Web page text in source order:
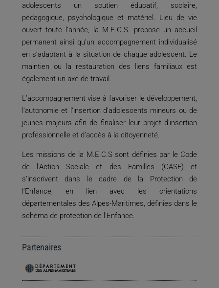
adolescents un soutien éducatif, scolaire,
pédagogique, psychologique et matériel. Lieu de vie
ouvert toute l’année, la M.E.C.S. propose un accueil
permanent ainsi qu’un accompagnement individualisé
en s’adaptant à la situation de chaque adolescent. Le
maintien ou la restauration des liens familiaux est
également un axe de travail.
L’accompagnement vise à favoriser le développement,
l’autonomie et l’insertion d’adolescents mineurs ou de
jeunes majeurs afin de finaliser leur projet d’insertion
professionnelle et d’accès à la citoyenneté.
Les missions de la M.E.C.S sont définies par le Code
de l’Action Sociale et des Familles (CASF) et
s’inscrivent dans le cadre de la Protection de
l’Enfance, en lien avec les orientations
départementales des Alpes-Maritimes, définies dans le
schéma de protection de l’Enfance.
Partenaires